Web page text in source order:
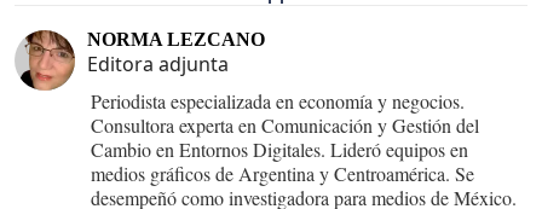
NORMA LEZCANO
Editora adjunta
Periodista especializada en economía y negocios.
Consultora experta en Comunicación y Gestión del
Cambio en Entornos Digitales. Lideró equipos en
medios gráficos de Argentina y Centroamérica. Se
desempeñó como investigadora para medios de México.